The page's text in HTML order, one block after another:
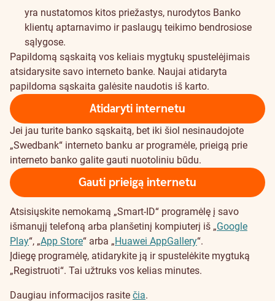
yra nustatomos kitos priežastys, nurodytos Banko
klientų aptarnavimo ir paslaugų teikimo bendrosiose
sąlygose.
Papildomą sąskaitą vos keliais mygtukų spustelėjimais
atsidarysite savo interneto banke. Naujai atidaryta
papildoma sąskaita galėsite naudotis iš karto.
Atidaryti internetu
Jei jau turite banko sąskaitą, bet iki šiol nesinaudojote
„Swedbank“ interneto banku ar programėle, prieigą prie
interneto banko galite gauti nuotoliniu būdu.
Gauti prieigą internetu
Atsisiųskite nemokamą „Smart-ID“ programėlę į savo
išmanųjį telefoną arba planšetinį kompiuterį iš „Google
Play“, „App Store“ arba „Huawei AppGallery“.
Įdiegę programėlę, atidarykite ją ir spustelėkite mygtuką
„Registruoti“. Tai užtruks vos kelias minutes.
Daugiau informacijos rasite čia.